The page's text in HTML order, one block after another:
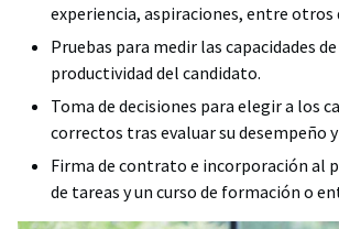
experiencia, aspiraciones, entre otros
Pruebas para medir las capacidades
productividad del candidato.
Toma de decisiones para elegir a los
correctos tras evaluar su desempeño
Firma de contrato e incorporación al
de tareas y un curso de formación o